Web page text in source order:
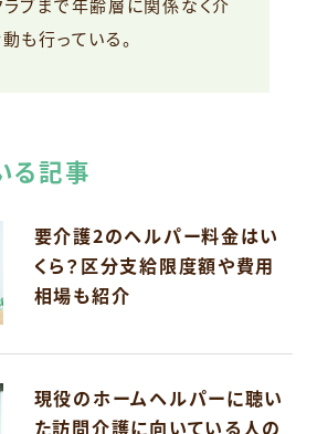
ブまで年齢層に関係なく介
も行っている。
る記事
要介護2のヘルパー料金はい
くら？区分支給限度額や費用
相場も紹介
現役のホームヘルパーに聴い
た訪問介護に向いている人の